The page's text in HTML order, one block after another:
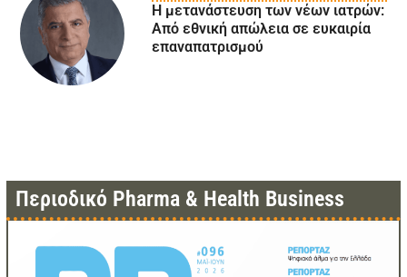
Η μετανάστευση των νέων ιατρών:
Aπό εθνική απώλεια σε ευκαιρία
επαναπατρισμού
Περιοδικό Pharma & Health Business